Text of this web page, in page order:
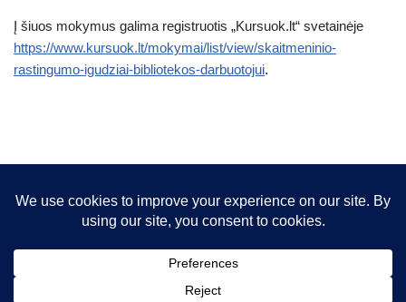
Į šiuos mokymus galima registruotis „Kursuok.lt“ svetainėje
https://www.kursuok.lt/mokymai/list/view/skaitmeninio-
rastingumo-igudziai-bibliotekos-darbuotojui.
© 2026 VIPT asociacija